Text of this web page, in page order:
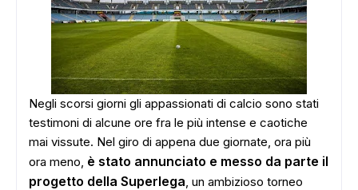
Negli scorsi giorni gli appassionati di calcio sono stati
testimoni di alcune ore fra le più intense e caotiche
mai vissute. Nel giro di appena due giornate, ora più
ora meno, è stato annunciato e messo da parte il
progetto della Superlega, un ambizioso torneo